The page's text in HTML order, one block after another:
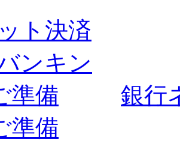
銀行
準備